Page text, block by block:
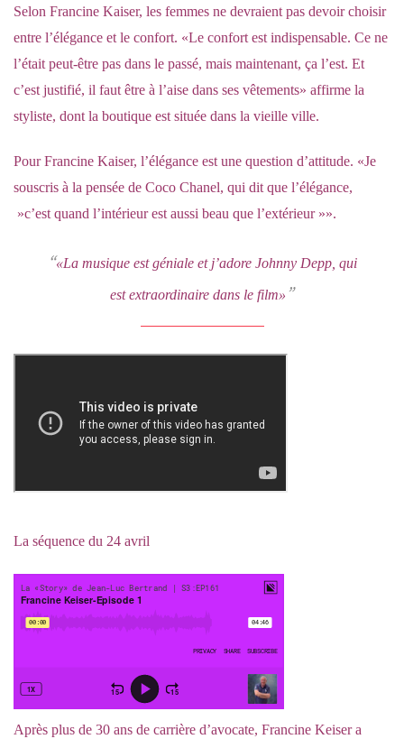
Selon Francine Kaiser, les femmes ne devraient pas devoir choisir
entre l’élégance et le confort. «Le confort est indispensable. Ce ne
l’était peut-être pas dans le passé, mais maintenant, ça l’est. Et
c’est justifié, il faut être à l’aise dans ses vêtements» affirme la
styliste, dont la boutique est située dans la vieille ville.
Pour Francine Kaiser, l’élégance est une question d’attitude. «Je
souscris à la pensée de Coco Chanel, qui dit que l’élégance,
»c’est quand l’intérieur est aussi beau que l’extérieur »».
«La musique est géniale et j’adore Johnny Depp, qui
est extraordinaire dans le film»
La séquence du 24 avril
Après plus de 30 ans de carrière d’avocate, Francine Keisera